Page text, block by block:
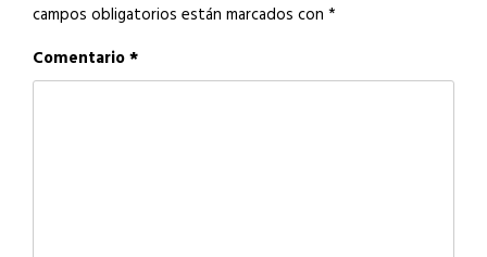
campos obligatorios están marcados con *
Comentario*